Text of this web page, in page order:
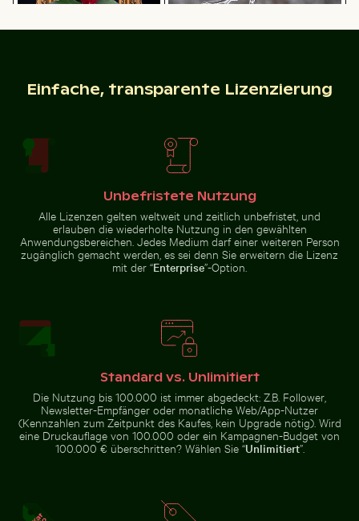
Schatten eines
Schildes auf
Maschendrahtzaun
Café-Tisch im Freien mit rosa Tulpen
Knabbern an
Zweig
Einfache, transparente Lizenzierung
Unbefristete Nutzung
Alle Lizenzen gelten weltweit und zeitlich unbefristet, und
erlauben die wiederholte Nutzung in den gewählten
Anwendungsbereichen. Jedes Medium darf einer weiteren Person
zugänglich gemacht werden, es sei denn Sie erweitern die Lizenz
mit der “Enterprise”-Option.
Standard vs. Unlimitiert
Die Nutzung bis 100.000 ist immer abgedeckt: Z.B. Follower,
Newsletter-Empfänger oder monatliche Web/App-Nutzer
(Kennzahlen zum Zeitpunkt des Kaufes, kein Upgrade nötig). Wird
eine Druckauflage von 100.000 oder ein Kampagnen-Budget von
100.000 € überschritten? Wählen Sie “Unlimitiert”.